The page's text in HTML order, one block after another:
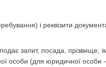
і реквізити
запит, посада, прізвище,
особи (для юридичної особи